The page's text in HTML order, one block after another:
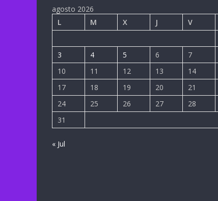
agosto 2026
L
M X J V
3
4 5 6 7
10
11 12 13 14
17
18 19 20 21
24
25 26 27 28
31
« Jul